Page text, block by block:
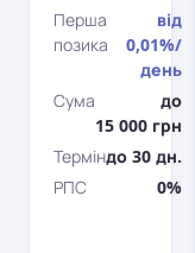
Перша
позика
від
0,01%/
день
Сума
до
15 000 грн
Терміндо 30 дн.
РПС
0%